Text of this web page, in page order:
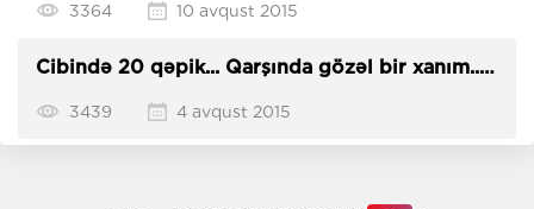
3364 10 avqust 2015
Cibində 20 qəpik... Qarşında gözəl bir xanım...
3439 4 avqust 2015